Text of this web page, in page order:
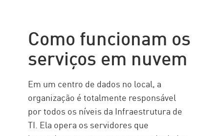
Como funcionam os
serviços em nuvem
Em um centro de dados no local, a
organização é totalmente responsável
por todos os níveis da Infraestrutura de
TI. Ela opera os servidores que